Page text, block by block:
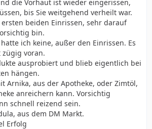
die Vorhaut ist wieder eingerissen,
bis Sie weitgehend verheilt war.
beiden Einrissen, sehr darauf
bin.
ich keine, außer den Einrissen. Es
voran.
ausprobiert und blieb eigentlich bei
hängen.
Arnika, aus der Apotheke, oder Zimtöl,
anreichern kann. Vorsichtig
schnell reizend sein.
aus dem DM Markt.
Erfolg